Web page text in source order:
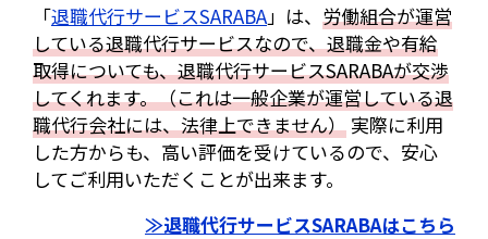
「退職代行サービスSARABA」は、 労働組合が運営
している退職代行サービスなので、退職金や有給
取得についても、退職代行サービスSARABAが交渉
してくれます。（これは一般企業が運営している退
職代行会社には、法律上できません） 実際に利用
した方からも、高い評価を受けているので、安心
してご利用いただくことが出来ます。
≫退職代行サービスSARABAはこちら